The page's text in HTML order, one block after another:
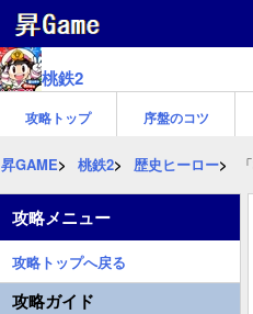
桃鉄2
攻略トップ 序盤のコツ
昇GAME 桃鉄2 歴史ヒーロー
攻略メニュー
攻略トップへ戻る
攻略ガイド